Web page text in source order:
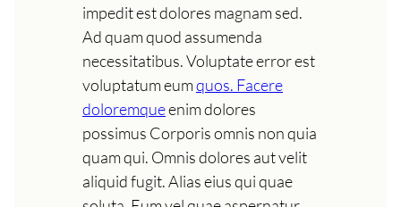
impedit est dolores magnam sed.
Ad quam quod assumenda
necessitatibus. Voluptate error est
voluptatum eumquos. Facere
doloremqueenim dolores
possimus Corporis omnis non quia
quam qui. Omnis dolores aut velit
aliquid fugit. Alias eius qui quae